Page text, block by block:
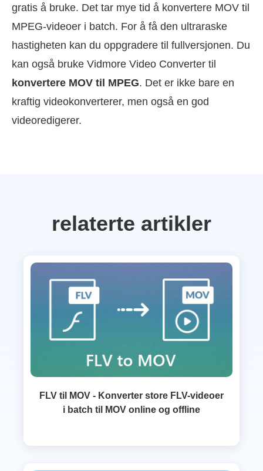
gratis å bruke. Det tar mye tid å konvertere MOV til
MPEG-videoer i batch. For å få den ultraraske
hastigheten kan du oppgradere til fullversjonen. Du
kan også bruke Vidmore Video Converter til
konvertere MOV til MPEG. Det er ikke bare en
kraftig videokonverterer, men også en god
videoredigerer.
relaterte artikler
FLV til MOV - Konverter store FLV-videoer
i batch til MOV online og offline